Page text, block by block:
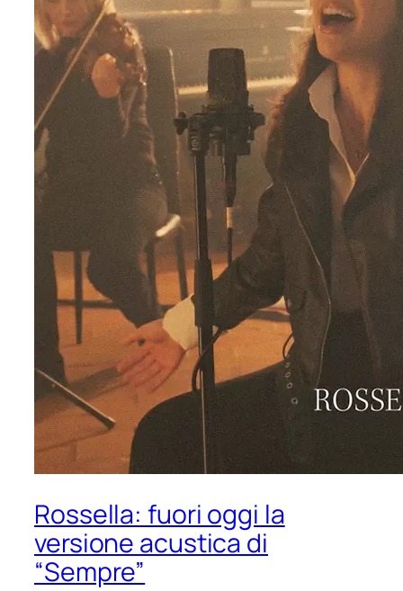
Rossella: fuori oggi la
versione acustica di
“Sempre”